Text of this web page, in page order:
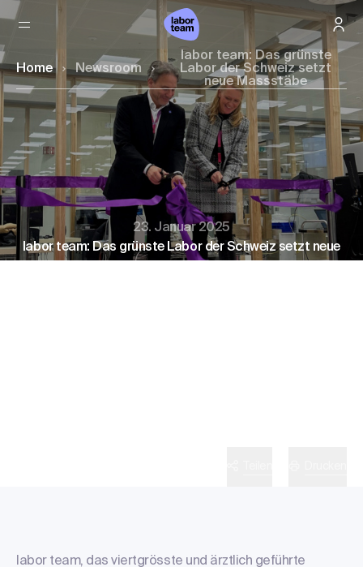
Home Newsroom
labor team: Das grünste
Labor der Schweiz setzt
neue Massstäbe
23. Januar 2025
labor team: Das grünste Labor der Schweiz setzt neue
labor team, das viertgrösste und ärztlich geführte